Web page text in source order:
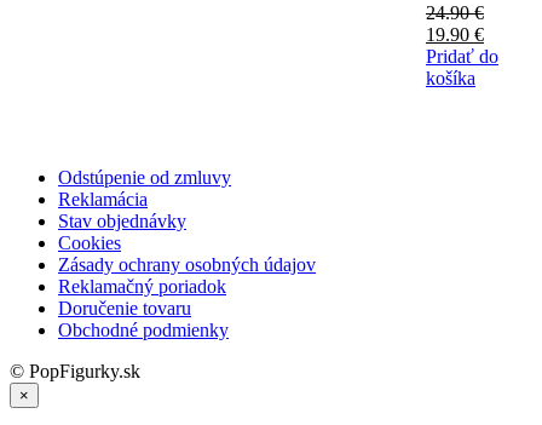
24.90€
Pôvodná
cena
bola:
19.90 €
cena
Pridať do
košíka
Odstúpenie od zmluvy
Reklamácia
Stav objednávky
Cookies
Zásady ochrany osobných údajov
Reklamačný poriadok
Doručenie tovaru
Obchodné podmienky
© PopFigurky.sk
×